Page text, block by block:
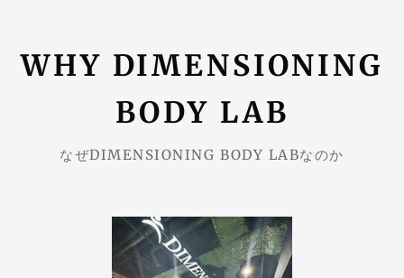
WHY DIMENSIONING
BODY LAB
なぜDIMENSIONING BODY LABなのか